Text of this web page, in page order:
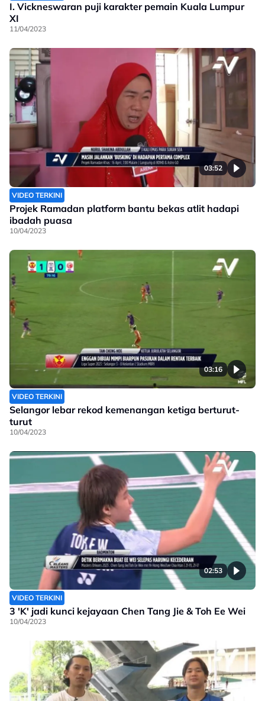
I. Vickneswaran puji karakter pemain Kuala Lumpur
XI
11/04/2023
03:52
VIDEO TERKINI
Projek Ramadan platform bantu bekas atlit hadapi
ibadah puasa
10/04/2023
03:16
VIDEO TERKINI
Selangor lebar rekod kemenangan ketiga berturut-
turut
10/04/2023
02:53
VIDEO TERKINI
3 'K' jadi kunci kejayaan Chen Tang Jie & Toh Ee Wei
10/04/2023